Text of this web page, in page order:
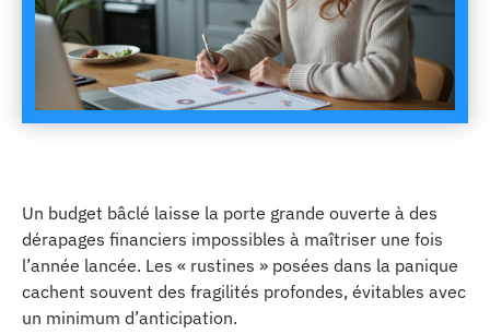
Un budget bâclé laisse la porte grande ouverte à des
dérapages financiers impossibles à maîtriser une fois
l’année lancée. Les « rustines » posées dans la panique
cachent souvent des fragilités profondes, évitables avec
un minimum d’anticipation.